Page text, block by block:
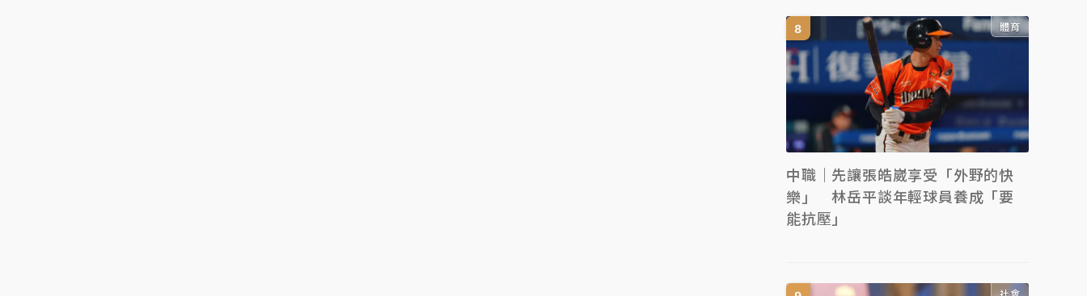
體育
中職｜先讓張皓崴享受「外野的快
樂」 林岳平談年輕球員養成「要
能抗壓」